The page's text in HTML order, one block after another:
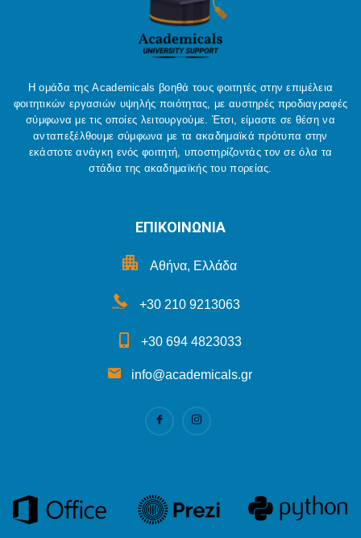
Η ομάδα της Academicals βοηθά τους φοιτητές στην επιμέλεια
φοιτητικών εργασιών υψηλής ποιότητας, με αυστηρές προδιαγραφές
σύμφωνα με τις οποίες λειτουργούμε. Έτσι, είμαστε σε θέση να
ανταπεξέλθουμε σύμφωνα με τα ακαδημαϊκά πρότυπα στην
εκάστοτε ανάγκη ενός φοιτητή, υποστηρίζοντάς τον σε όλα τα
στάδια της ακαδημαϊκής του πορείας.
ΕΠΙΚΟΙΝΩΝΙΑ
Αθήνα, Ελλάδα
+30 210 9213063
+30 694 4823033
info@academicals.gr